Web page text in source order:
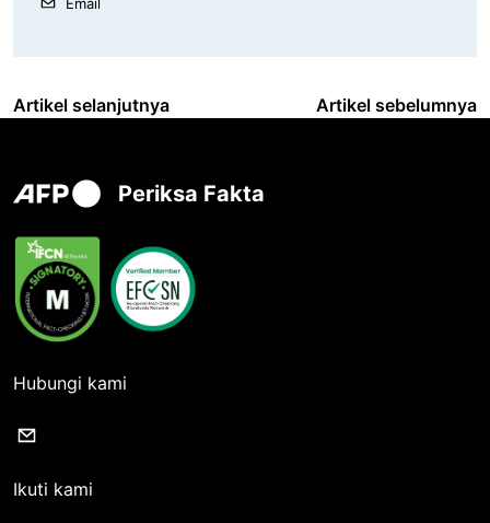
Artikel selanjutnya Artikel sebelumnya
Periksa Fakta
Hubungi kami
Ikuti kami